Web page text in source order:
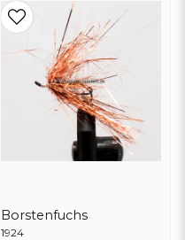
Borstenfuchs
1924